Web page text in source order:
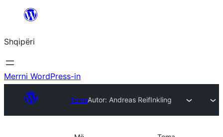
Hidhu
lënda
Shqipëri
Merrni WordPress-in
TemaAutor: Andreas ReifInkling